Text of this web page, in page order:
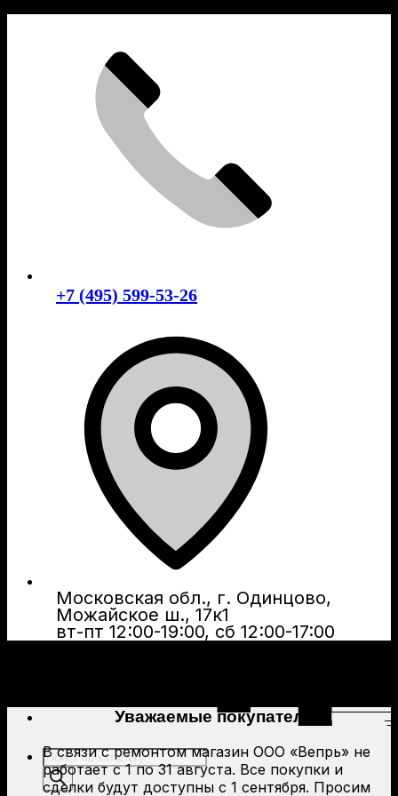
+7 (495) 599-53-26
Московская обл., г. Одинцово,
Можайское ш., 17к1
вт-пт 12:00-19:00, сб 12:00-17:00
Поиск
товаров
Уважаемые покупатели!
В связи с ремонтом магазин ООО «Вепрь» не
работает с 1 по 31 августа. Все покупки и
сделки будут доступны с 1 сентября. Просим